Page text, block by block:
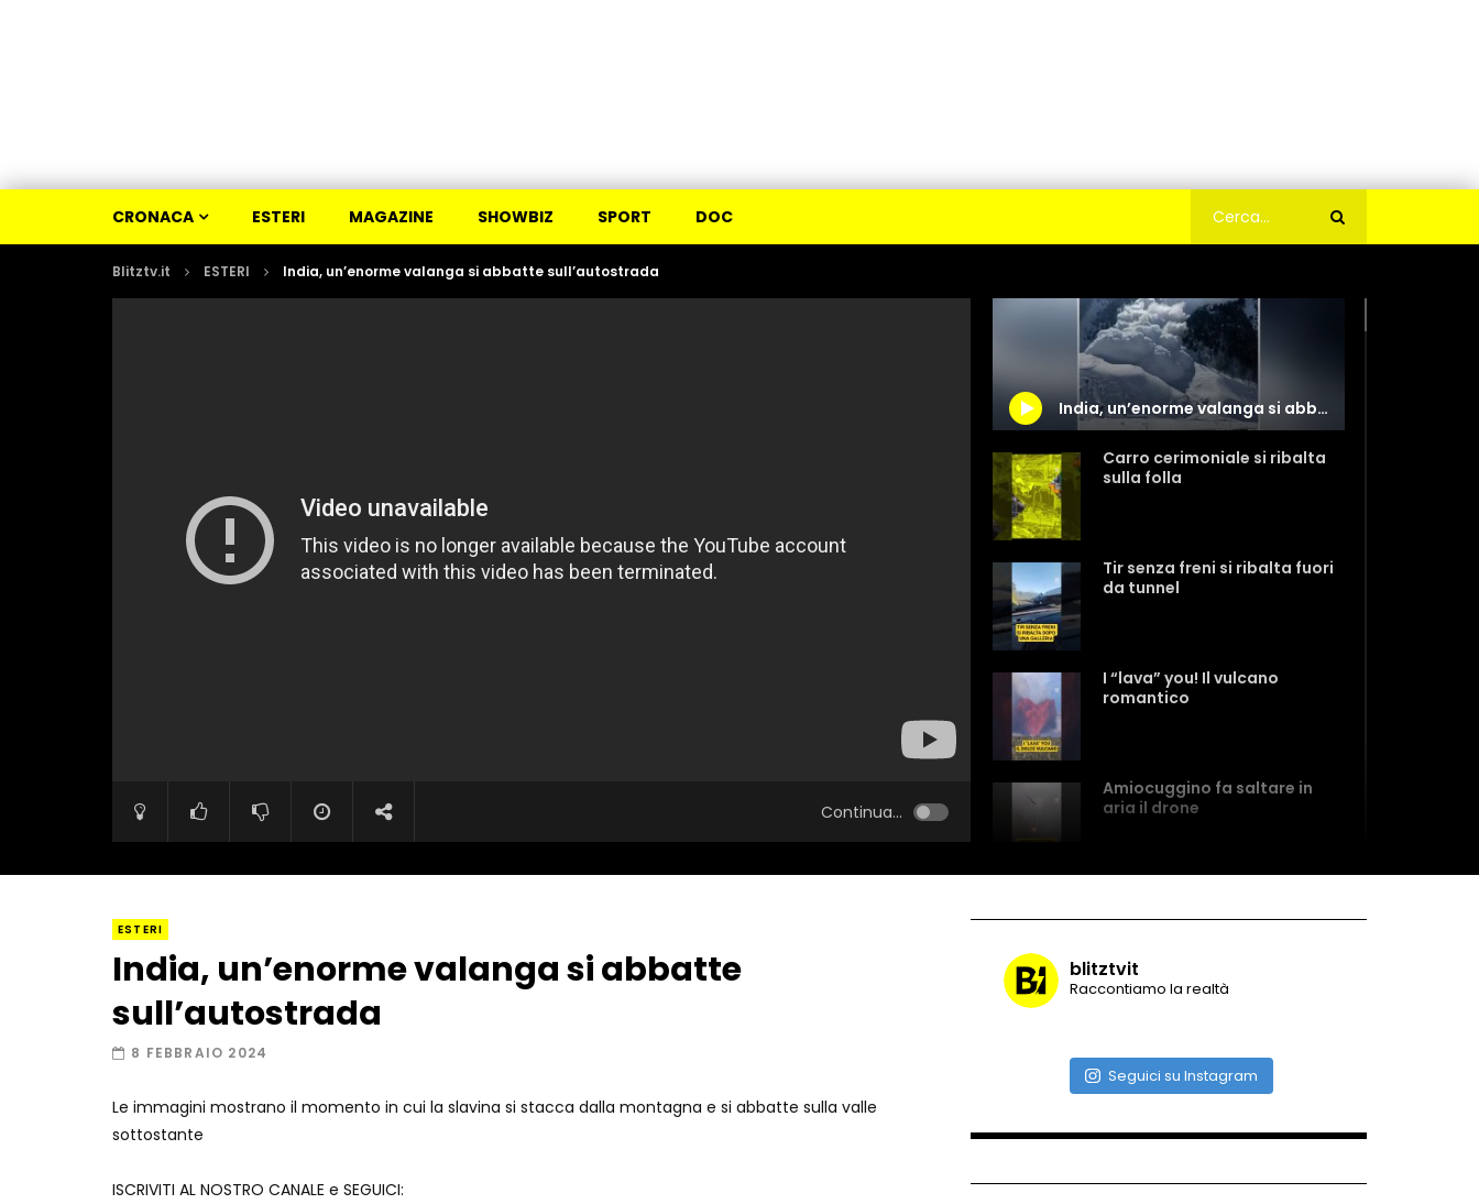
CRONACA ESTERI MAGAZINE SHOWBIZ SPORT DOC
Blitztv.it ESTERI India, un’enorme valanga si abbatte sull’autostrada
Continua...
India, un’enorme valanga si abbatte sull’autostrada
Carro cerimoniale si ribalta
sulla folla
Tir senza freni si ribalta fuori
da tunnel
I “lava” you! Il vulcano
romantico
Amiocuggino fa saltare in
aria il drone
dopo incidente
ESTERI
India, un’enorme valanga si abbatte
sull’autostrada
8 FEBBRAIO 2024
Le immagini mostrano il momento in cui la slavina si stacca dalla montagna e si abbatte sulla valle
sottostante
ISCRIVITI AL NOSTRO CANALE e SEGUICI:
blitztvit
Raccontiamo la realtà
Seguici su Instagram